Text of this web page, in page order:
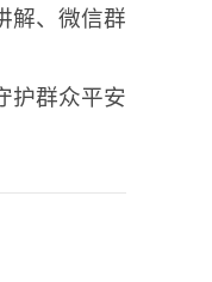
解、微信群
护群众平安